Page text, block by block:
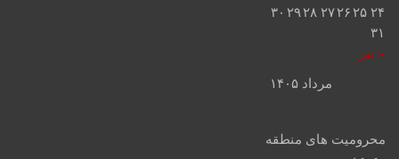
مرداد ۱۴۰۵
« تیر
۲۴ ۲۵ ۲۶۲۷ ۲۸ ۲۹ ۳۰
۳۱
محرومیت های منطقه